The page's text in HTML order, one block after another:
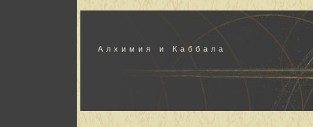
Алхимия и Каббала